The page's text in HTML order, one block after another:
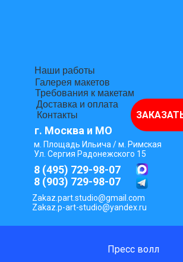
Наши работы
Галерея макетов
Требования к макетам
Доставка и оплата
Контакты
8 (495) 729-98-07
8 (903) 729-98-07
г. Москва и МО
м. Площадь Ильича / м. Римская
Ул. Сергия Радонежского 15
Zakaz.part.studio@gmail.com
Zakaz.p-art-studio@yandex.ru
Пресс волл